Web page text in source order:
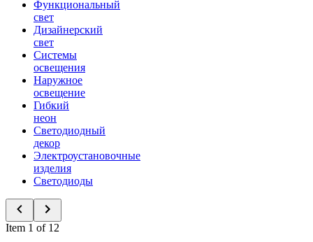
Функциональный
свет
Дизайнерский
свет
Системы
освещения
Наружное
освещение
Гибкий
неон
Светодиодный
декор
Электроустановочные
изделия
Светодиоды
Item 1 of 12